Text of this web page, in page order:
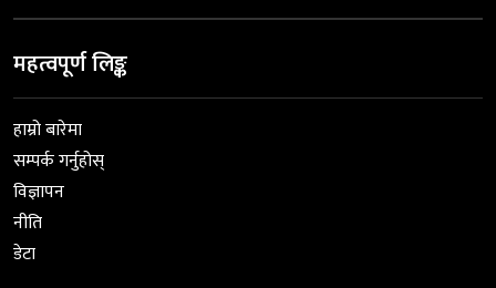
महत्वपूर्ण लिङ्क
हाम्रो बारेमा
सम्पर्क गर्नुहोस्
विज्ञापन
नीति
डेटा